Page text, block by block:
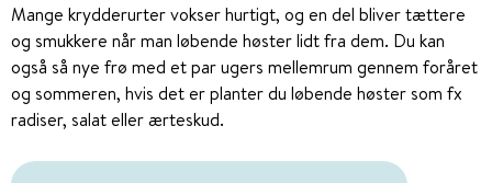
Mange krydderurter vokser hurtigt, og en del bliver tættere
og smukkere når man løbende høster lidt fra dem. Du kan
også så nye frø med et par ugers mellemrum gennem foråret
og sommeren, hvis det er planter du løbende høster som fx
radiser, salat eller ærteskud.